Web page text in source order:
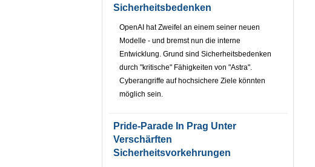
Sicherheitsbedenken
OpenAI hat Zweifel an einem seiner neuen
Modelle - und bremst nun die interne
Entwicklung. Grund sind Sicherheitsbedenken
durch "kritische" Fähigkeiten von "Astra".
Cyberangriffe auf hochsichere Ziele könnten
möglich sein.
Pride-Parade In Prag Unter
Verschärften
Sicherheitsvorkehrungen